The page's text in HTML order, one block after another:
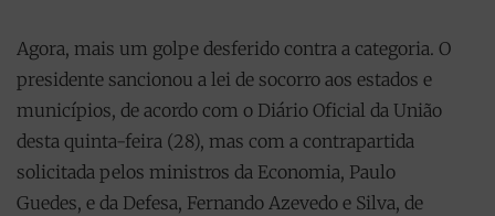
Agora, mais um golpe desferido contra a categoria. O
presidente sancionou a lei de socorro aos estados e
municípios, de acordo com o Diário Oficial da União
desta quinta-feira (28), mas com a contrapartida
solicitada pelos ministros da Economia, Paulo
Guedes, e da Defesa, Fernando Azevedo e Silva, de